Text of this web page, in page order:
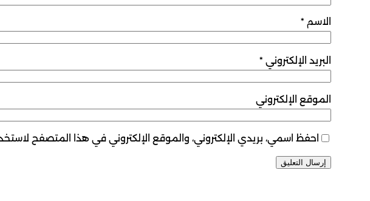
الاسم *
البريد الإلكتروني *
الموقع الإلكتروني
احفظ اسمي، بريدي الإلكتروني، والموقع الإلكتروني في هذا المتصفح